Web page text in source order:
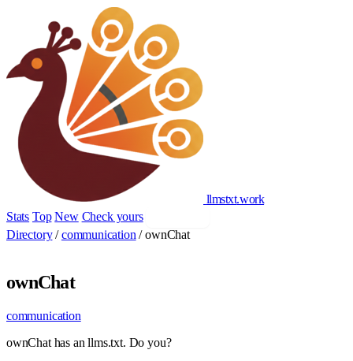
llmstxt.work
Stats Top New Check yours
Directory / communication / ownChat
ownChat
communication
ownChat has an llms.txt. Do you?